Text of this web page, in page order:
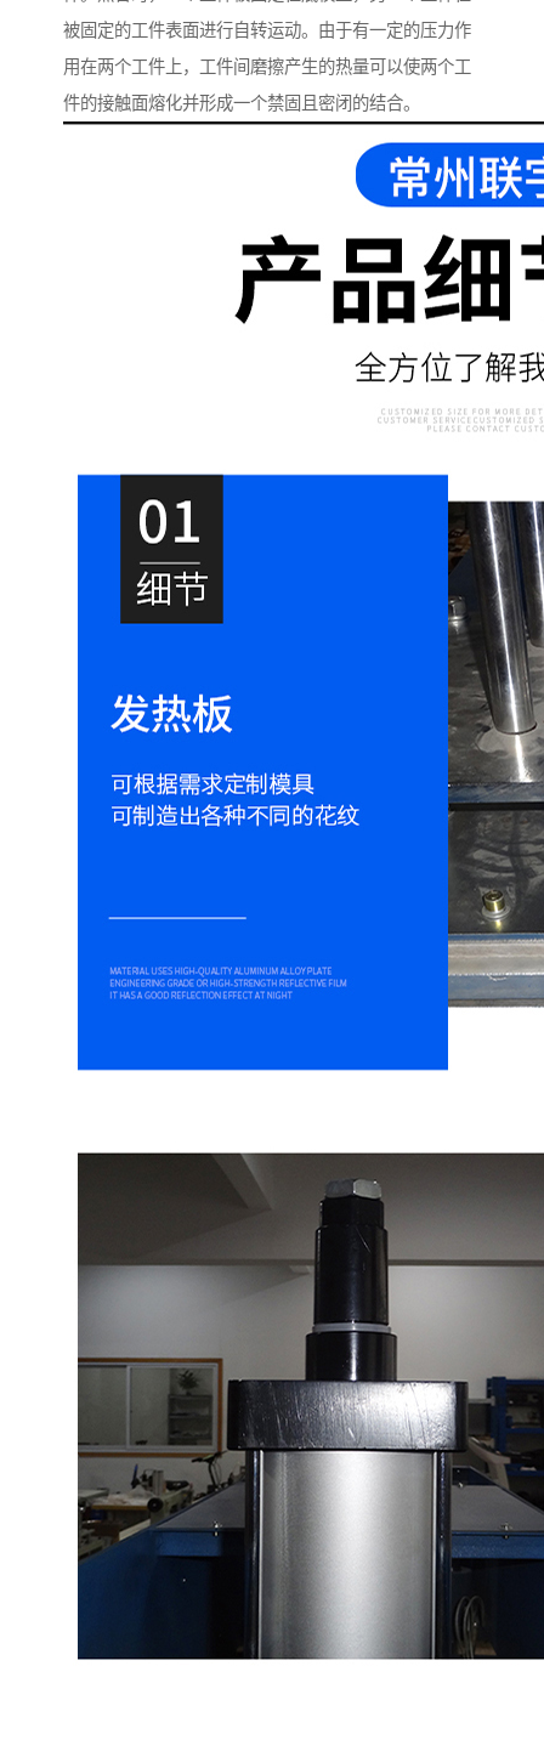
被固定的工件表面进行自转运动。由于有一定的压力作
用在两个工件上，工件间磨擦产生的热量可以使两个工
件的接触面熔化并形成一个禁固且密闭的结合。